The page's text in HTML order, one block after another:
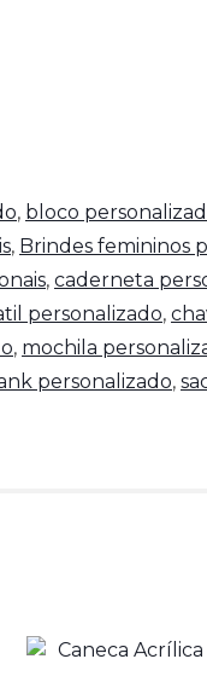
, bloco
, Brindes femininos
, caderneta
personalizado,
, mochila
personalizado,